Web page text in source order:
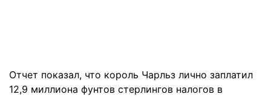
Отчет показал, что король Чарльз лично заплатил
12,9 миллиона фунтов стерлингов налогов в